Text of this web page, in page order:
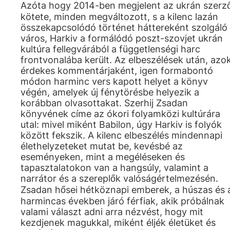
Azóta hogy 2014-ben megjelent az ukrán
kötete, minden megváltozott, s a kilenc lazán
összekapcsolódó történet háttereként szolgáló
város, Harkiv a formálódó poszt-szovjet ukrán
kultúra fellegvárából a függetlenségi harc
frontvonalába került. Az elbeszélések után,
érdekes kommentárjaként, igen formabontó
módon harminc vers kapott helyet a könyv
végén, amelyek új fénytörésbe helyezik a
korábban olvasottakat. Szerhij Zsadan
könyvének címe az ókori folyamközi kultúrára
utal: mivel miként Babilon, úgy Harkiv is folyók
között fekszik. A kilenc elbeszélés mindennapi
élethelyzeteket mutat be, kevésbé az
eseményeken, mint a megéléseken és
tapasztalatokon van a hangsúly, valamint a
narrátor és a szereplők valóságértelmezésén.
Zsadan hősei hétköznapi emberek, a húszas és
harmincas években járó férfiak, akik próbálnak
valami választ adni arra nézvést, hogy mit
kezdjenek magukkal, miként éljék életüket és